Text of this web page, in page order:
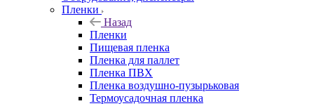
Пленки
Назад
Пленки
Пищевая пленка
Пленка для паллет
Пленка ПВХ
Пленка воздушно-пузырьковая
Термоусадочная пленка